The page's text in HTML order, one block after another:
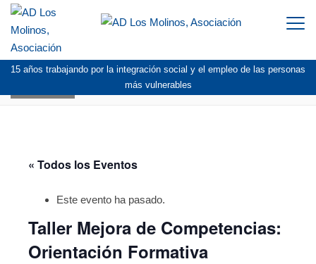
15 años trabajando por la integración social y el empleo de las personas
más vulnerables
« Todos los Eventos
Este evento ha pasado.
Taller Mejora de Competencias:
Orientación Formativa